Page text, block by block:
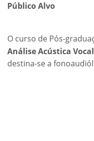
Público Alvo
O curso de Pós-
Análise Acústica
destina-se a